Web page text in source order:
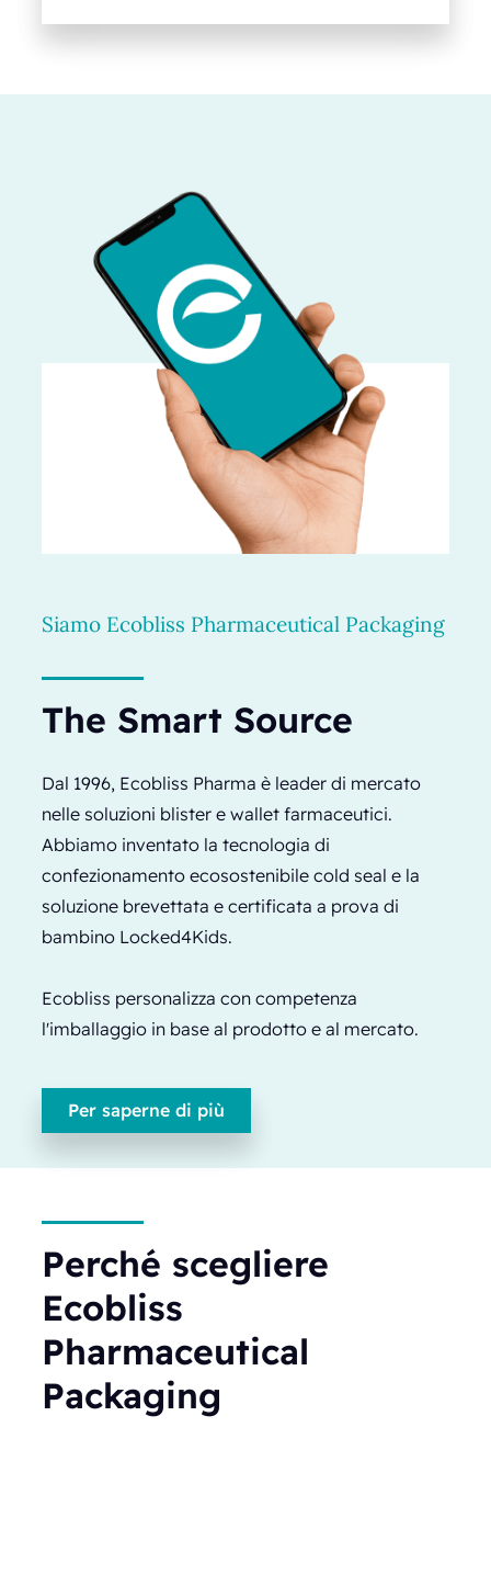
Siamo Ecobliss Pharmaceutical Packaging
The Smart Source
Dal 1996, Ecobliss Pharma è leader di mercato
nelle soluzioni blister e wallet farmaceutici.
Abbiamo inventato la tecnologia di
confezionamento ecosostenibile cold seal e la
soluzione brevettata e certificata a prova di
bambino Locked4Kids.
Ecobliss personalizza con competenza
l'imballaggio in base al prodotto e al mercato.
Per saperne di più
Perché scegliere
Ecobliss
Pharmaceutical
Packaging